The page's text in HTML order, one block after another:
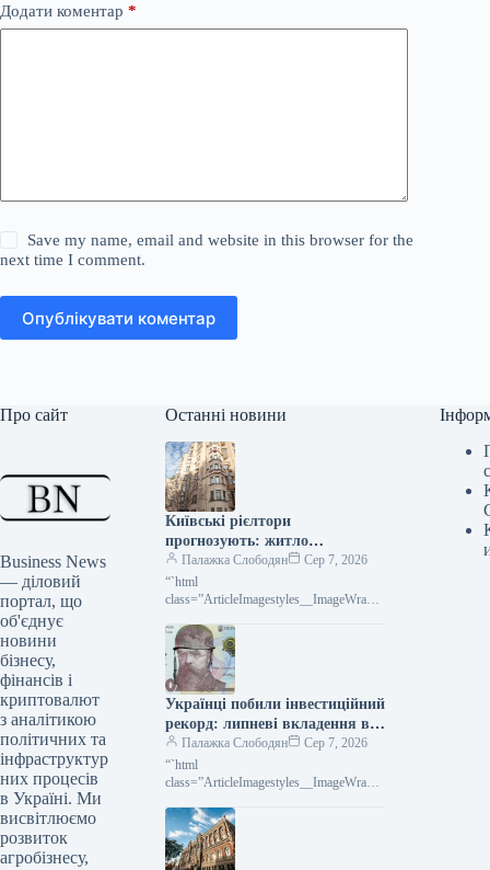
Додати коментар *
Save my name, email and website in this browser for the
next time I comment.
Опублікувати коментар
Про сайт
Business News
— діловий
портал, що
об'єднує
новини
бізнесу,
фінансів і
криптовалют
з аналітикою
політичних та
інфраструктур
них процесів
в Україні. Ми
висвітлюємо
розвиток
агробізнесу,
Останні новини
Київські рієлтори
прогнозують: житло
здешевшає на 20% вже
найближчим часом
Палажка Слободян
Сер 7, 2026
“`html
class=”ArticleImagestyles__ImageWrappe
нерухомості: чого очікувати до кінця
літа та восениЗростання інтенсивності
російських атак на
Українці побили інвестиційний
рекорд: липневі вкладення в
ОВДП вражають
Палажка Слободян
Сер 7, 2026
“`html
class=”ArticleImagestyles__ImageWrappe
липні встановили новий рекорд
інвестицій в ОВДП Українські
громадяни в липні 2026 року